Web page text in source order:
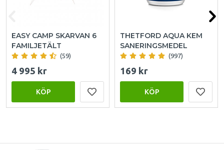
EASY CAMP SKARVAN 6
FAMILJETÄLT
(59)
4 995 kr
KÖP
THETFORD AQUA KEM
SANERINGSMEDEL
(997)
169 kr
KÖP